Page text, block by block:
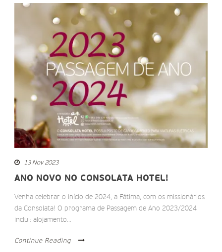
13 Nov 2023
ANO NOVO NO CONSOLATA HOTEL!
Venha celebrar o início de 2024, a Fátima, com os missionários
da Consolata! O programa de Passagem de Ano 2023/2024
inclui: alojamento...
Continue Reading